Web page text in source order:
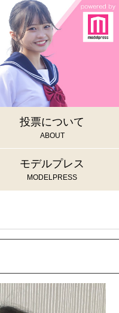
投票について
ABOUT
モデルプレス
MODELPRESS